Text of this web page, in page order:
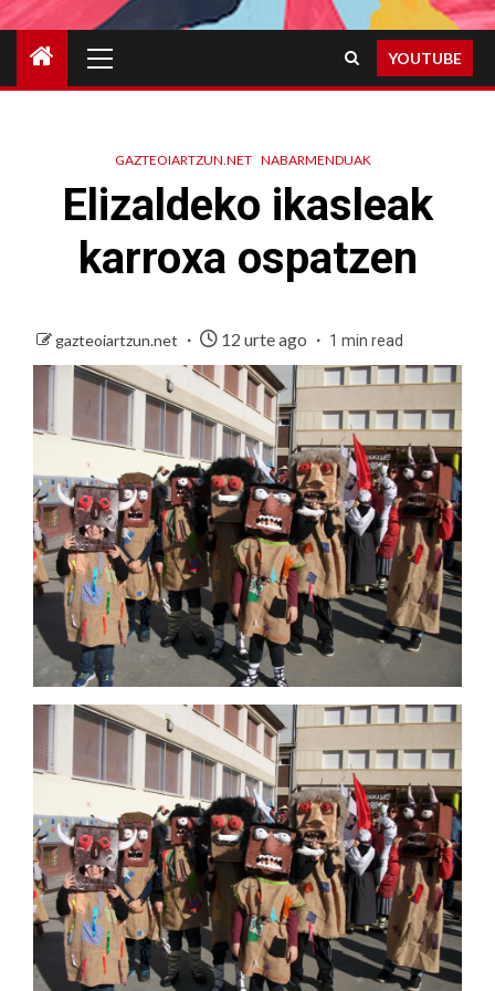
Menu
YOUTUBE
GAZTEOIARTZUN.NET NABARMENDUAK
Elizaldeko ikasleak
karroxa ospatzen
gazteoiartzun.net 12 urte ago 1 min read